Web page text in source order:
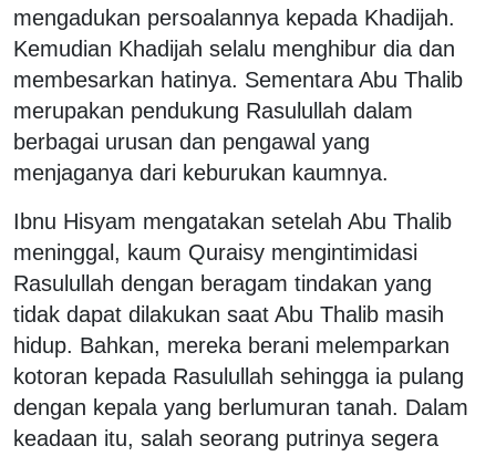
mengadukan persoalannya kepada Khadijah.
Kemudian Khadijah selalu menghibur dia dan
membesarkan hatinya. Sementara Abu Thalib
merupakan pendukung Rasulullah dalam
berbagai urusan dan pengawal yang
menjaganya dari keburukan kaumnya.
Ibnu Hisyam mengatakan setelah Abu Thalib
meninggal, kaum Quraisy mengintimidasi
Rasulullah dengan beragam tindakan yang
tidak dapat dilakukan saat Abu Thalib masih
hidup. Bahkan, mereka berani melemparkan
kotoran kepada Rasulullah sehingga ia pulang
dengan kepala yang berlumuran tanah. Dalam
keadaan itu, salah seorang putrinya segera